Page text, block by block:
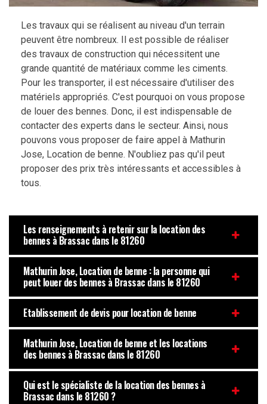
Les travaux qui se réalisent au niveau d'un terrain
peuvent être nombreux. Il est possible de réaliser
des travaux de construction qui nécessitent une
grande quantité de matériaux comme les ciments.
Pour les transporter, il est nécessaire d'utiliser des
matériels appropriés. C'est pourquoi on vous propose
de louer des bennes. Donc, il est indispensable de
contacter des experts dans le secteur. Ainsi, nous
pouvons vous proposer de faire appel à Mathurin
Jose, Location de benne. N'oubliez pas qu'il peut
proposer des prix très intéressants et accessibles à
tous.
Les renseignements à retenir sur la location des
bennes à Brassac dans le 81260
Mathurin Jose, Location de benne : la personne qui
peut louer des bennes à Brassac dans le 81260
Etablissement de devis pour location de benne
Mathurin Jose, Location de benne et les locations
des bennes à Brassac dans le 81260
Qui est le spécialiste de la location des bennes à
Brassac dans le 81260 ?